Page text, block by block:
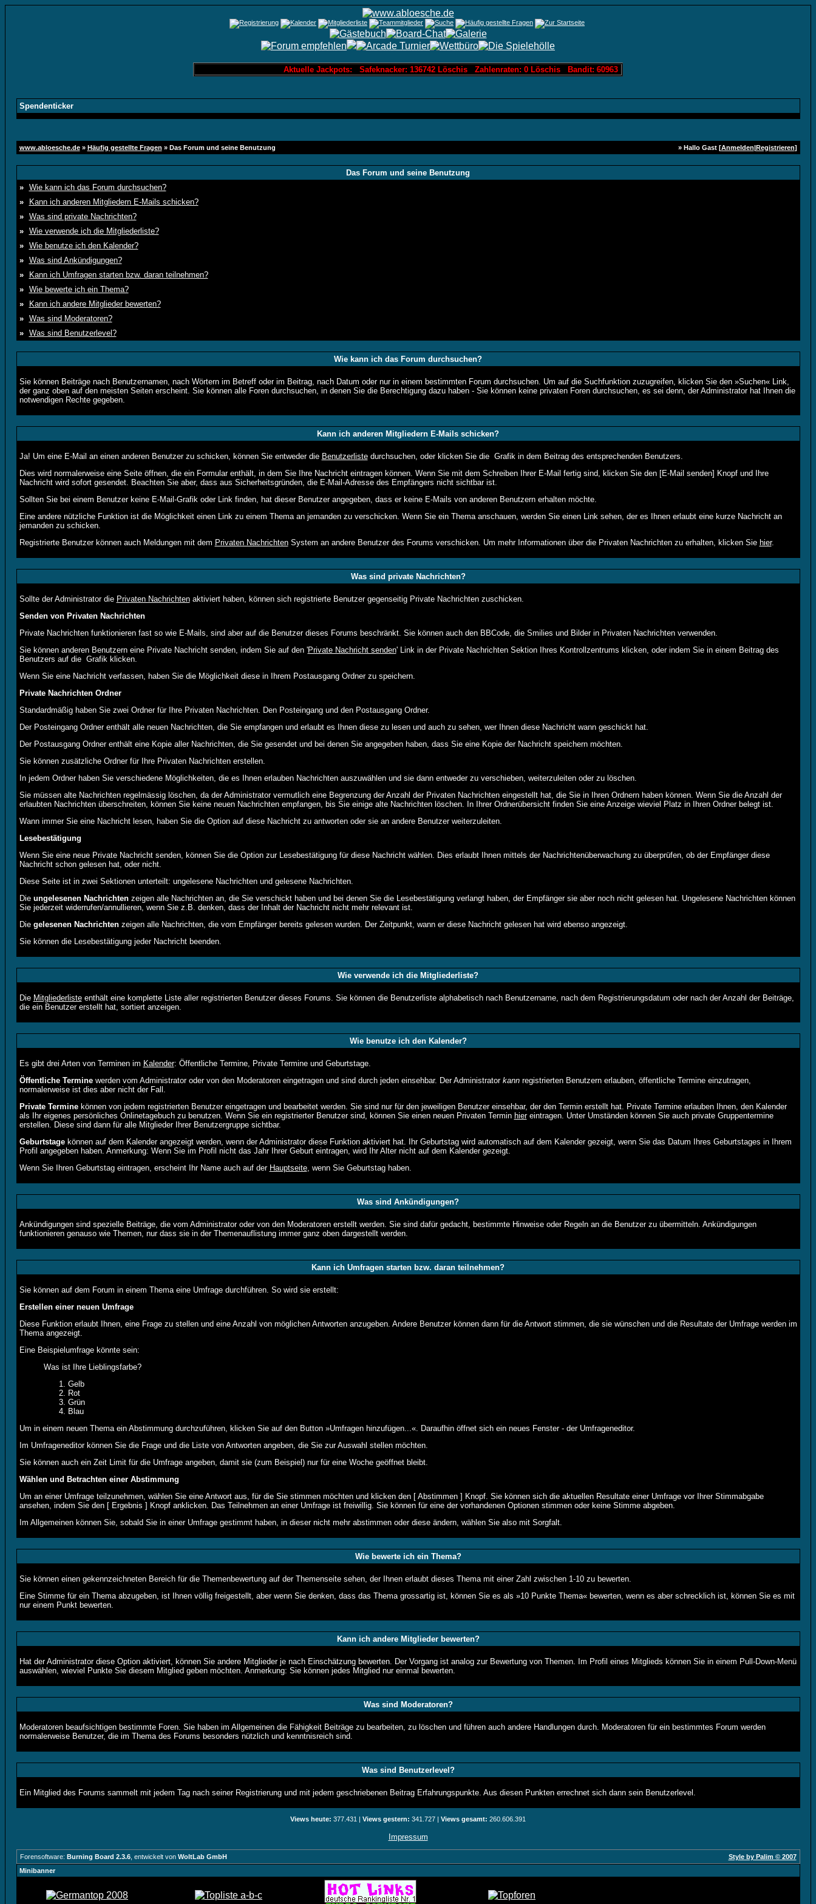
Aktuelle Jackpots: Safeknacker: 136742 Löschis Zahlenraten: 0 Löschis Bandit: 60963 Löschis Slotmachine: 3000 Löschis Lotto:
Spendenticker
www.abloesche.de» Häufig gestellte Fragen » Das Forum und seine Benutzung » Hallo Gast [Anmelden|Registrieren]
Das Forum und seine Benutzung
»
Wie kann ich das Forum durchsuchen?
»
Kann ich anderen Mitgliedern E-Mails schicken?
»
Was sind private Nachrichten?
»
Wie verwende ich die Mitgliederliste?
»
Wie benutze ich den Kalender?
»
Was sind Ankündigungen?
»
Kann ich Umfragen starten bzw. daran teilnehmen?
»
Wie bewerte ich ein Thema?
»
Kann ich andere Mitglieder bewerten?
»
Was sind Moderatoren?
»
Was sind Benutzerlevel?
Wie kann ich das Forum durchsuchen?
Sie können Beiträge nach Benutzernamen, nach Wörtern im Betreff oder im Beitrag, nach Datum oder nur in einem bestimmten Forum durchsuchen. Um auf die Suchfunktion zuzugreifen, klicken Sie den »Suchen« Link,
der ganz oben auf den meisten Seiten erscheint. Sie können alle Foren durchsuchen, in denen Sie die Berechtigung dazu haben - Sie können keine privaten Foren durchsuchen, es sei denn, der Administrator hat Ihnen die
notwendigen Rechte gegeben.
Kann ich anderen Mitgliedern E-Mails schicken?
Ja! Um eine E-Mail an einen anderen Benutzer zu schicken, können Sie entweder die Benutzerlistedurchsuchen, oder klicken Sie die Grafik in dem Beitrag des entsprechenden Benutzers.
Dies wird normalerweise eine Seite öffnen, die ein Formular enthält, in dem Sie Ihre Nachricht eintragen können. Wenn Sie mit dem Schreiben Ihrer E-Mail fertig sind, klicken Sie den [E-Mail senden] Knopf und Ihre
Nachricht wird sofort gesendet. Beachten Sie aber, dass aus Sicherheitsgründen, die E-Mail-Adresse des Empfängers nicht sichtbar ist.
Sollten Sie bei einem Benutzer keine E-Mail-Grafik oder Link finden, hat dieser Benutzer angegeben, dass er keine E-Mails von anderen Benutzern erhalten möchte.
Eine andere nützliche Funktion ist die Möglichkeit einen Link zu einem Thema an jemanden zu verschicken. Wenn Sie ein Thema anschauen, werden Sie einen Link sehen, der es Ihnen erlaubt eine kurze Nachricht an
jemanden zu schicken.
Registrierte Benutzer können auch Meldungen mit dem Privaten NachrichtenSystem an andere Benutzer des Forums verschicken. Um mehr Informationen über die Privaten Nachrichten zu erhalten, klicken Sie hier.
Was sind private Nachrichten?
Sollte der Administrator die Privaten Nachrichtenaktiviert haben, können sich registrierte Benutzer gegenseitig Private Nachrichten zuschicken.
Senden von Privaten Nachrichten
Private Nachrichten funktionieren fast so wie E-Mails, sind aber auf die Benutzer dieses Forums beschränkt. Sie können auch den BBCode, die Smilies und Bilder in Privaten Nachrichten verwenden.
Sie können anderen Benutzern eine Private Nachricht senden, indem Sie auf den 'Private Nachricht senden' Link in der Private Nachrichten Sektion Ihres Kontrollzentrums klicken, oder indem Sie in einem Beitrag des
Benutzers auf die Grafik klicken.
Wenn Sie eine Nachricht verfassen, haben Sie die Möglichkeit diese in Ihrem Postausgang Ordner zu speichern.
Private Nachrichten Ordner
Standardmäßig haben Sie zwei Ordner für Ihre Privaten Nachrichten. Den Posteingang und den Postausgang Ordner.
Der Posteingang Ordner enthält alle neuen Nachrichten, die Sie empfangen und erlaubt es Ihnen diese zu lesen und auch zu sehen, wer Ihnen diese Nachricht wann geschickt hat.
Der Postausgang Ordner enthält eine Kopie aller Nachrichten, die Sie gesendet und bei denen Sie angegeben haben, dass Sie eine Kopie der Nachricht speichern möchten.
Sie können zusätzliche Ordner für Ihre Privaten Nachrichten erstellen.
In jedem Ordner haben Sie verschiedene Möglichkeiten, die es Ihnen erlauben Nachrichten auszuwählen und sie dann entweder zu verschieben, weiterzuleiten oder zu löschen.
Sie müssen alte Nachrichten regelmässig löschen, da der Administrator vermutlich eine Begrenzung der Anzahl der Privaten Nachrichten eingestellt hat, die Sie in Ihren Ordnern haben können. Wenn Sie die Anzahl der
erlaubten Nachrichten überschreiten, können Sie keine neuen Nachrichten empfangen, bis Sie einige alte Nachrichten löschen. In Ihrer Ordnerübersicht finden Sie eine Anzeige wieviel Platz in Ihren Ordner belegt ist.
Wann immer Sie eine Nachricht lesen, haben Sie die Option auf diese Nachricht zu antworten oder sie an andere Benutzer weiterzuleiten.
Lesebestätigung
Wenn Sie eine neue Private Nachricht senden, können Sie die Option zur Lesebestätigung für diese Nachricht wählen. Dies erlaubt Ihnen mittels der Nachrichtenüberwachung zu überprüfen, ob der Empfänger diese
Nachricht schon gelesen hat, oder nicht.
Diese Seite ist in zwei Sektionen unterteilt: ungelesene Nachrichten und gelesene Nachrichten.
Die ungelesenen Nachrichtenzeigen alle Nachrichten an, die Sie verschickt haben und bei denen Sie die Lesebestätigung verlangt haben, der Empfänger sie aber noch nicht gelesen hat. Ungelesene Nachrichten können
Sie jederzeit widerrufen/annullieren, wenn Sie z.B. denken, dass der Inhalt der Nachricht nicht mehr relevant ist.
Die gelesenen Nachrichtenzeigen alle Nachrichten, die vom Empfänger bereits gelesen wurden. Der Zeitpunkt, wann er diese Nachricht gelesen hat wird ebenso angezeigt.
Sie können die Lesebestätigung jeder Nachricht beenden.
Wie verwende ich die Mitgliederliste?
Die Mitgliederlisteenthält eine komplette Liste aller registrierten Benutzer dieses Forums. Sie können die Benutzerliste alphabetisch nach Benutzername, nach dem Registrierungsdatum oder nach der Anzahl der Beiträge,
die ein Benutzer erstellt hat, sortiert anzeigen.
Wie benutze ich den Kalender?
Es gibt drei Arten von Terminen im Kalender: Öffentliche Termine, Private Termine und Geburtstage.
Öffentliche Terminewerden vom Administrator oder von den Moderatoren eingetragen und sind durch jeden einsehbar. Der Administrator kannregistrierten Benutzern erlauben, öffentliche Termine einzutragen,
normalerweise ist dies aber nicht der Fall.
Private Terminekönnen von jedem registrierten Benutzer eingetragen und bearbeitet werden. Sie sind nur für den jeweiligen Benutzer einsehbar, der den Termin erstellt hat. Private Termine erlauben Ihnen, den Kalender
als Ihr eigenes persönliches Onlinetagebuch zu benutzen. Wenn Sie ein registrierter Benutzer sind, können Sie einen neuen Privaten Termin hiereintragen. Unter Umständen können Sie auch private Gruppentermine
erstellen. Diese sind dann für alle Mitglieder Ihrer Benutzergruppe sichtbar.
Geburtstagekönnen auf dem Kalender angezeigt werden, wenn der Administrator diese Funktion aktiviert hat. Ihr Geburtstag wird automatisch auf dem Kalender gezeigt, wenn Sie das Datum Ihres Geburtstages in Ihrem
Profil angegeben haben. Anmerkung: Wenn Sie im Profil nicht das Jahr Ihrer Geburt eintragen, wird Ihr Alter nicht auf dem Kalender gezeigt.
Wenn Sie Ihren Geburtstag eintragen, erscheint Ihr Name auch auf der Hauptseite, wenn Sie Geburtstag haben.
Was sind Ankündigungen?
Ankündigungen sind spezielle Beiträge, die vom Administrator oder von den Moderatoren erstellt werden. Sie sind dafür gedacht, bestimmte Hinweise oder Regeln an die Benutzer zu übermitteln. Ankündigungen
funktionieren genauso wie Themen, nur dass sie in der Themenauflistung immer ganz oben dargestellt werden.
Kann ich Umfragen starten bzw. daran teilnehmen?
Sie können auf dem Forum in einem Thema eine Umfrage durchführen. So wird sie erstellt:
Erstellen einer neuen Umfrage
Diese Funktion erlaubt Ihnen, eine Frage zu stellen und eine Anzahl von möglichen Antworten anzugeben. Andere Benutzer können dann für die Antwort stimmen, die sie wünschen und die Resultate der Umfrage werden im
Thema angezeigt.
Eine Beispielumfrage könnte sein:
Was ist Ihre Lieblingsfarbe?
Gelb
Rot
Grün
Blau
Um in einem neuen Thema ein Abstimmung durchzuführen, klicken Sie auf den Button »Umfragen hinzufügen...«. Daraufhin öffnet sich ein neues Fenster - der Umfrageneditor.
Im Umfrageneditor können Sie die Frage und die Liste von Antworten angeben, die Sie zur Auswahl stellen möchten.
Sie können auch ein Zeit Limit für die Umfrage angeben, damit sie (zum Beispiel) nur für eine Woche geöffnet bleibt.
Wählen und Betrachten einer Abstimmung
Um an einer Umfrage teilzunehmen, wählen Sie eine Antwort aus, für die Sie stimmen möchten und klicken den [ Abstimmen ] Knopf. Sie können sich die aktuellen Resultate einer Umfrage vor Ihrer Stimmabgabe
ansehen, indem Sie den [ Ergebnis ] Knopf anklicken. Das Teilnehmen an einer Umfrage ist freiwillig. Sie können für eine der vorhandenen Optionen stimmen oder keine Stimme abgeben.
Im Allgemeinen können Sie, sobald Sie in einer Umfrage gestimmt haben, in dieser nicht mehr abstimmen oder diese ändern, wählen Sie also mit Sorgfalt.
Wie bewerte ich ein Thema?
Sie können einen gekennzeichneten Bereich für die Themenbewertung auf der Themenseite sehen, der Ihnen erlaubt dieses Thema mit einer Zahl zwischen 1-10 zu bewerten.
Eine Stimme für ein Thema abzugeben, ist Ihnen völlig freigestellt, aber wenn Sie denken, dass das Thema grossartig ist, können Sie es als »10 Punkte Thema« bewerten, wenn es aber schrecklich ist, können Sie es mit
nur einem Punkt bewerten.
Kann ich andere Mitglieder bewerten?
Hat der Administrator diese Option aktiviert, können Sie andere Mitglieder je nach Einschätzung bewerten. Der Vorgang ist analog zur Bewertung von Themen. Im Profil eines Mitglieds können Sie in einem Pull-Down-Menü
auswählen, wieviel Punkte Sie diesem Mitglied geben möchten. Anmerkung: Sie können jedes Mitglied nur einmal bewerten.
Was sind Moderatoren?
Moderatoren beaufsichtigen bestimmte Foren. Sie haben im Allgemeinen die Fähigkeit Beiträge zu bearbeiten, zu löschen und führen auch andere Handlungen durch. Moderatoren für ein bestimmtes Forum werden
normalerweise Benutzer, die im Thema des Forums besonders nützlich und kenntnisreich sind.
Was sind Benutzerlevel?
Ein Mitglied des Forums sammelt mit jedem Tag nach seiner Registrierung und mit jedem geschriebenen Beitrag Erfahrungspunkte. Aus diesen Punkten errechnet sich dann sein Benutzerlevel.
Views heute: 377.431 | Views gestern: 341.727 | Views gesamt: 260.606.391
Impressum
Forensoftware: Burning Board 2.3.6, entwickelt von WoltLab GmbH
Style by Palim © 2007
Minibanner